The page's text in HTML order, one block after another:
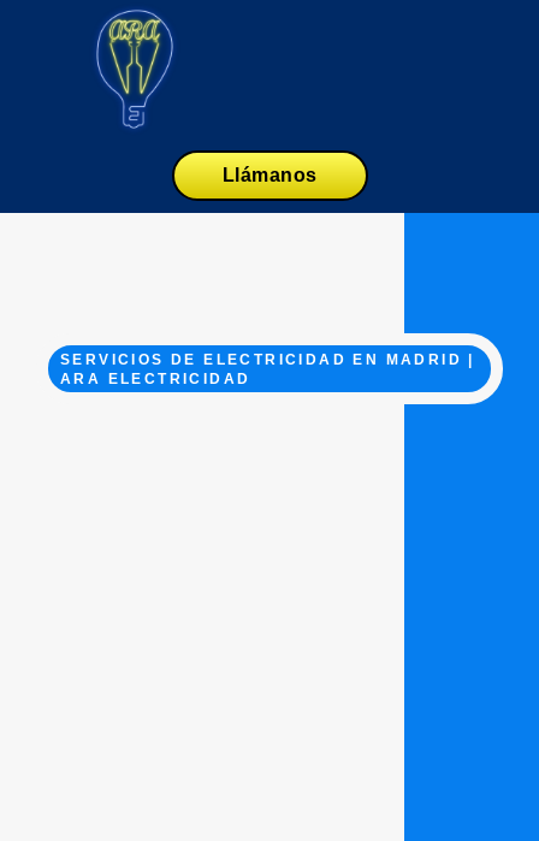
Llámanos
SERVICIOS DE ELECTRICIDAD EN MADRID |
ARA ELECTRICIDAD